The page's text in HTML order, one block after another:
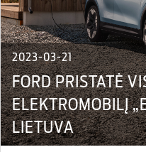
2023-03-21
FORD PRISTATĖ
ELEKTROMOBILĮ
LIETUVA